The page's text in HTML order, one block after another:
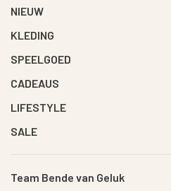
NIEUW
KLEDING
SPEELGOED
CADEAUS
LIFESTYLE
SALE
Team Bende van Geluk